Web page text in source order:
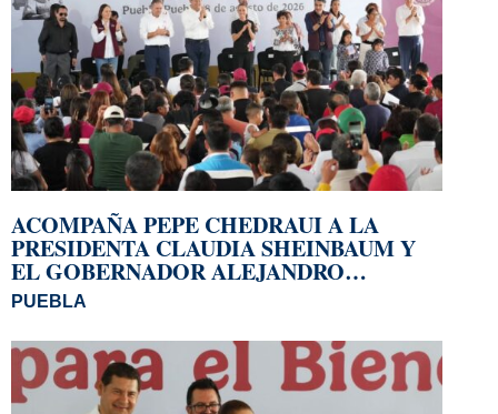
ACOMPAÑA PEPE CHEDRAUI A LA
PRESIDENTA CLAUDIA SHEINBAUM Y
EL GOBERNADOR ALEJANDRO
ARMENTA A LA ENTREGA DE
VIVIENDAS EN LOMAS DE SAN MIGUEL
PUEBLA